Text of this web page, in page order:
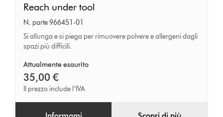
Reach
under
tool
Reach under tool
N. parte 966451-01
Si allunga e si piega per rimuovere polvere e allergeni dagli
spazi più difficili.
Attualmente esaurito
35,00 €
Il prezzo include l’IVA